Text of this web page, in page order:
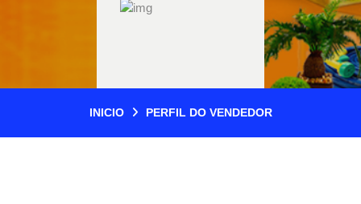
INICIO PERFIL DO VENDEDOR